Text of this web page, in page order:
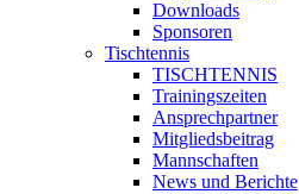
Downloads
Sponsoren
Tischtennis
TISCHTENNIS
Trainingszeiten
Ansprechpartner
Mitgliedsbeitrag
Mannschaften
News und Berichte